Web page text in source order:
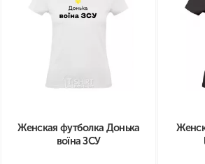
Женская футболка Донька
воїна ЗСУ